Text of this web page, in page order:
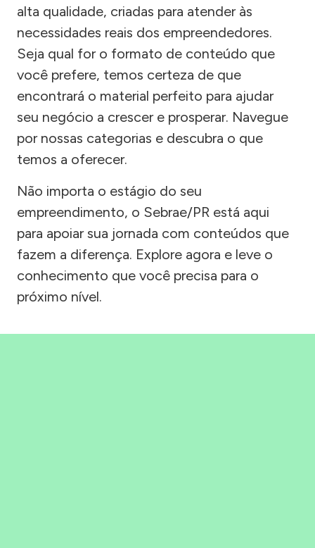
alta qualidade, criadas para atender às
necessidades reais dos empreendedores.
Seja qual for o formato de conteúdo que
você prefere, temos certeza de que
encontrará o material perfeito para ajudar
seu negócio a crescer e prosperar. Navegue
por nossas categorias e descubra o que
temos a oferecer.
Não importa o estágio do seu
empreendimento, o Sebrae/PR está aqui
para apoiar sua jornada com conteúdos que
fazem a diferença. Explore agora e leve o
conhecimento que você precisa para o
próximo nível.